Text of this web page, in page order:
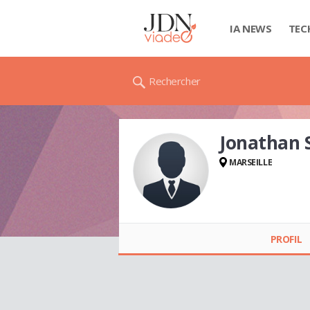
IA NEWS
Rechercher
Jonathan
MARSEILLE
PROFIL